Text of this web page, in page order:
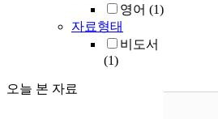
영어 (1)
자료형태
비도서
(1)
오늘 본 자료